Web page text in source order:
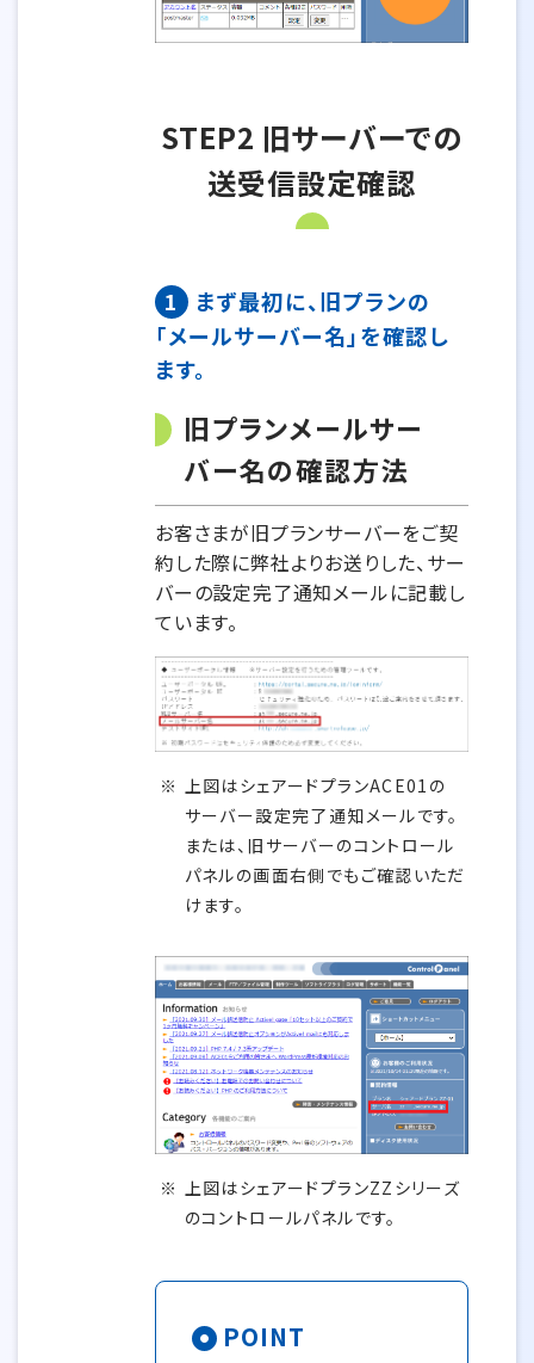
STEP2 旧サーバーでの
送受信設定確認
1
まず最初に、旧プランの
「メールサーバー名」を確認し
ます。
旧プランメールサー
バー名の確認方法
お客さまが旧プランサーバーをご契
約した際に弊社よりお送りした、サー
バーの設定完了通知メールに記載し
ています。
上図はシェアードプランACE01の
サーバー設定完了通知メールです。
または、旧サーバーのコントロール
パネルの画面右側でもご確認いただ
けます。
上図はシェアードプランZZシリーズ
のコントロールパネルです。
POINT